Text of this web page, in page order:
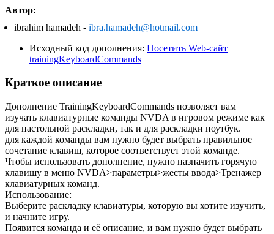
Автор:
ibrahim hamadeh - ibra.hamadeh@hotmail.com
Исходный код дополнения: Посетить Web-сайт
trainingKeyboardCommands
Краткое описание
Дополнение TrainingKeyboardCommands позволяет вам
изучать клавиатурные команды NVDA в игровом режиме как
для настольной раскладки, так и для раскладки ноутбук.
для каждой команды вам нужно будет выбрать правильное
сочетание клавиш, которое соответствует этой команде.
Чтобы использовать дополнение, нужно назначить горячую
клавишу в меню NVDA>параметры>жесты ввода>Тренажер
клавиатурных команд.
Использование:
Выберите раскладку клавиатуры, которую вы хотите изучить,
и начните игру.
Появится команда и её описание, и вам нужно будет выбрать